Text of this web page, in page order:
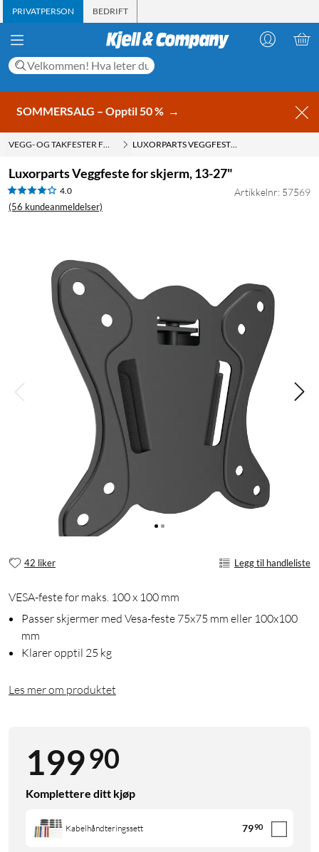
PRIVATPERSON BEDRIFT
SOMMERSALG – Opptil 50 % →
VEGG- OG TAKFESTER FOR TV LUXORPARTS VEGGFESTE FOR SKJERM, 13-27"
Luxorparts Veggfeste for skjerm, 13-27"
4.0
(56 kundeanmeldelser)
Artikkelnr: 57569
42 liker Legg til handleliste
VESA-feste for maks. 100 x 100 mm
Passer skjermer med Vesa-feste 75x75 mm eller 100x100
mm
Klarer opptil 25 kg
Les mer om produktet
19990
Komplettere ditt kjøp
Kabelhåndteringssett 7990